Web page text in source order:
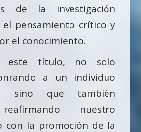
de la investigación
el pensamiento crítico y
el conocimiento.
este título, no solo
a un individuo
sino que también
nuestro
con la promoción de la